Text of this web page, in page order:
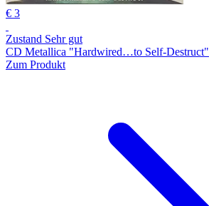
€ 3
Zustand Sehr gut
CD Metallica "Hardwired…to Self-Destruct"
Zum Produkt